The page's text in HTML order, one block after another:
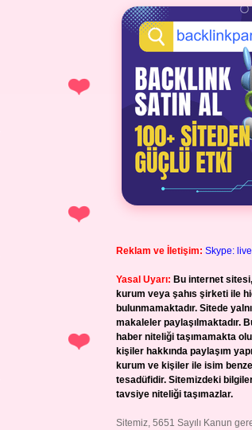
Reklam ve İletişim: Skype:
Yasal Uyarı: Bu internet
kurum veya şahıs şirketi ile
bulunmamaktadır. Sitede
makaleler paylaşılmaktadır.
haber niteliği taşımamakta
kişiler hakkında paylaşım
kurum ve kişiler ile isim
tesadüfidir. Sitemizdeki
tavsiye niteliği taşımazlar.
Sitemiz, 5651 Sayılı Kanun